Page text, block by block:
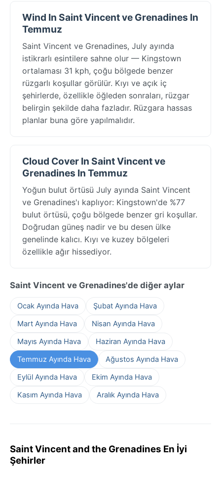
Wind In Saint Vincent ve Grenadines In
Temmuz
Saint Vincent ve Grenadines, July ayında
istikrarlı esintilere sahne olur — Kingstown
ortalaması 31 kph, çoğu bölgede benzer
rüzgarlı koşullar görülür. Kıyı ve açık iç
şehirlerde, özellikle öğleden sonraları, rüzgar
belirgin şekilde daha fazladır. Rüzgara hassas
planlar buna göre yapılmalıdır.
Cloud Cover In Saint Vincent ve
Grenadines In Temmuz
Yoğun bulut örtüsü July ayında Saint Vincent
ve Grenadines'ı kaplıyor: Kingstown'de %77
bulut örtüsü, çoğu bölgede benzer gri koşullar.
Doğrudan güneş nadir ve bu desen ülke
genelinde kalıcı. Kıyı ve kuzey bölgeleri
özellikle ağır hissediyor.
Saint Vincent ve Grenadines'de diğer aylar
Ocak Ayında Hava
Şubat Ayında Hava
Mart Ayında Hava
Nisan Ayında Hava
Mayıs Ayında Hava
Haziran Ayında Hava
Temmuz Ayında Hava
Ağustos Ayında Hava
Eylül Ayında Hava
Ekim Ayında Hava
Kasım Ayında Hava
Aralık Ayında Hava
Saint Vincent and the Grenadines En İyi
Şehirler